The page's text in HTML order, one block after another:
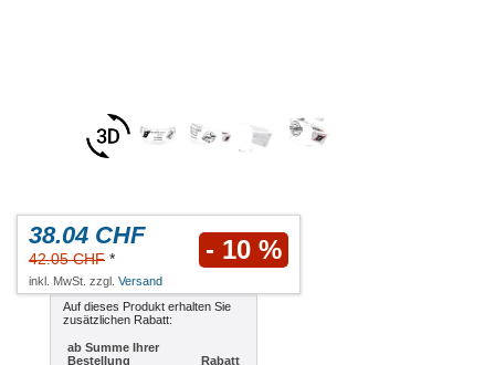
38.04 CHF
42.05 CHF * - 10 %
inkl. MwSt. zzgl. Versand
Auf dieses Produkt erhalten Sie
zusätzlichen Rabatt:
ab Summe Ihrer
Bestellung
Rabatt